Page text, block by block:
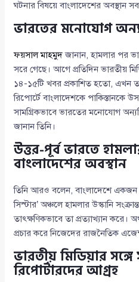
ঘটনার বিষয়ে বাংলাদেশের অবস্থান
ভারতের মনোযোগ
ফয়সাল মাহমুদজানান, হামলার পর
সরে গেছে। আগে প্রতিদিন ভারতীয়
১৪-১৫টি খবর প্রকাশিত হতো, এখন
রিপোর্টে বাংলাদেশকে
সামগ্রিকভাবে ভারতের মনোযোগ
জানান তিনি।
উত্তর-পূর্ব ভারতে
বাংলাদেশের অবস্থান
তিনি আরও বলেন, বাংলাদেশে একজন
সিস্টার’ অঞ্চলে হামলার উস্কানি
তাৎক্ষণিকভাবে তা প্রত্যাখ্যান করে।
প্রচার করে নিজেদের রাজনৈতিক
ভারতীয় মিডিয়ার
রিপোর্টারদের আগ্রহ